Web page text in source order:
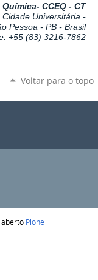
CCEQ - CT
Universitária -
Pessoa - PB - Brasil
+55 (83) 3216-7862
Voltar para o topo
aberto Plone